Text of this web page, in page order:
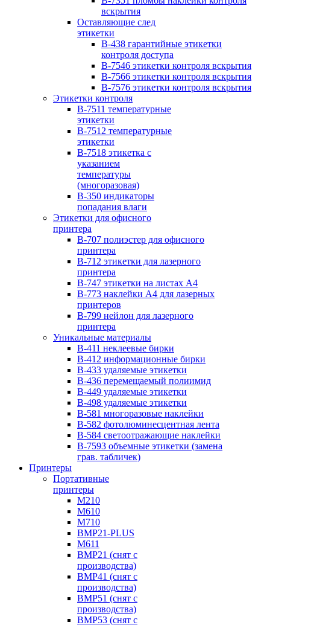
вскрытия
Оставляющие след
этикетки
B-438 гарантийные этикетки
контроля доступа
B-7546 этикетки контроля вскрытия
B-7566 этикетки контроля вскрытия
B-7576 этикетки контроля вскрытия
Этикетки контроля
B-7511 температурные
этикетки
B-7512 температурные
этикетки
B-7518 этикетка с
указанием
температуры
(многоразовая)
B-350 индикаторы
попадания влаги
Этикетки для офисного
принтера
B-707 полиэстер для офисного
принтера
B-712 этикетки для лазерного
принтера
B-747 этикетки на листах А4
B-773 наклейки А4 для лазерных
принтеров
B-799 нейлон для лазерного
принтера
Уникальные материалы
B-411 неклеевые бирки
B-412 информационные бирки
B-433 удаляемые этикетки
B-436 перемещаемый полиимид
B-449 удаляемые этикетки
B-498 удаляемые этикетки
B-581 многоразовые наклейки
B-582 фотолюминесцентная лента
B-584 cветоотражающие наклейки
B-7593 объемные этикетки (замена
грав. табличек)
Принтеры
Портативные
принтеры
M210
M610
M710
BMP21-PLUS
М611
BMP21 (снят с
производства)
BMP41 (снят с
производства)
BMP51 (снят с
производства)
BMP53 (снят с